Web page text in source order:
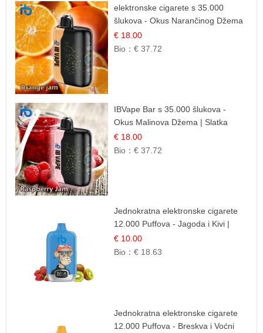
elektronske cigarete s 35.000
šlukova - Okus Narančinog Džema
| Dugotrajno Iskustvo
€ 18.00
Bio：€ 37.72
IBVape Bar s 35.000 šlukova -
Okus Malinova Džema | Slatka
Voćna Aroma
€ 18.00
Bio：€ 37.72
Jednokratna elektronske cigarete
12.000 Puffova - Jagoda i Kivi |
Sočna Voćna Kombinacija
€ 10.00
Bio：€ 18.63
Jednokratna elektronske cigarete
12.000 Puffova - Breskva i Voćni